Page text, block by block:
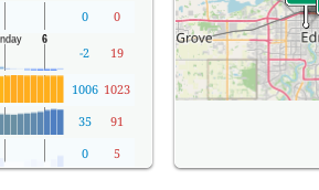
0 0
-2 19
1006 1023
35
91
0 5